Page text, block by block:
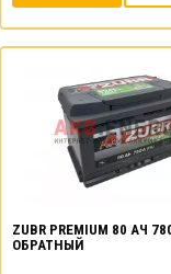
ZUBR PREMIUM 80 АЧ
ОБРАТНЫЙ